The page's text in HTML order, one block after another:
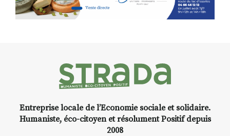
Entreprise locale de l’Economie sociale et solidaire.
Humaniste, éco-citoyen et résolument Positif depuis
2008